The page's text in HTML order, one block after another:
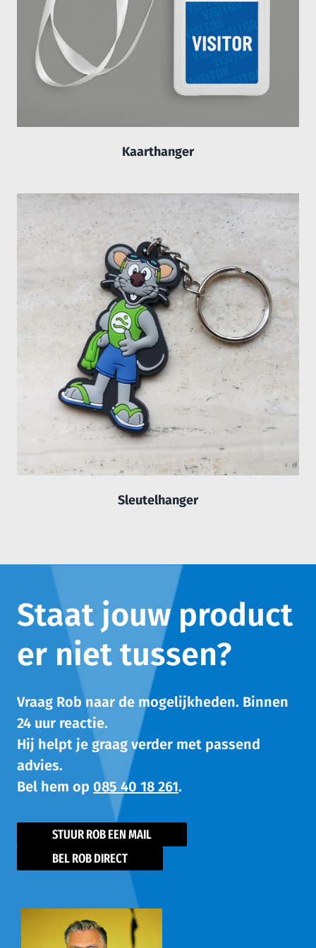
Kaarthanger
Sleutelhanger
Staat jouw product
er niet tussen?
Vraag Rob naar de mogelijkheden. Binnen
24 uur reactie.
Hij helpt je graag verder met passend
advies.
Bel hem op 085 40 18 261.
STUUR ROB EEN MAIL
BEL ROB DIRECT